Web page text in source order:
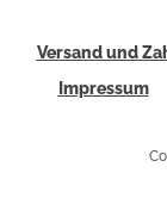
Versand und
Impressum